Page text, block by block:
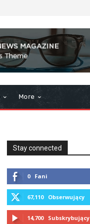
More
Stay connected
0 Fani
67,110 Obserwujący
14,700 Subskrybujący